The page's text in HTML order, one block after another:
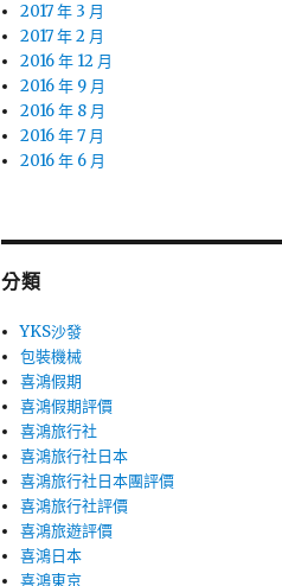
2017 年 3 月
2017 年 2 月
2016 年 12 月
2016 年 9 月
2016 年 8 月
2016 年 7 月
2016 年 6 月
分類
YKS沙發
包裝機械
喜鴻假期
喜鴻假期評價
喜鴻旅行社
喜鴻旅行社日本
喜鴻旅行社日本團評價
喜鴻旅行社評價
喜鴻旅遊評價
喜鴻日本
喜鴻東京